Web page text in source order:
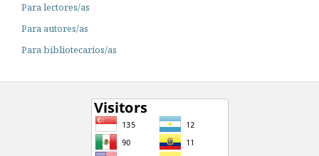
Para lectores/as
Para autores/as
Para bibliotecarios/as